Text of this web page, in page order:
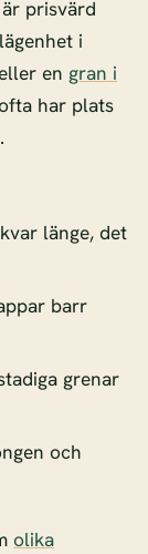
prisvärd
i
en gran i
har plats
länge, det
barr
grenar
och
olika